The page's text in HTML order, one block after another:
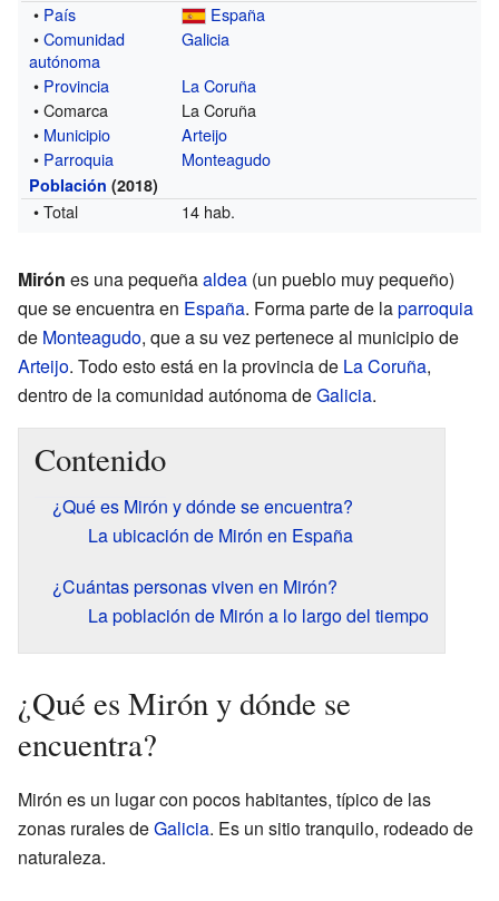
• País
España
•Comunidad
autónoma
Galicia
• Provincia
La Coruña
• Comarca
La Coruña
• Municipio
Arteijo
• Parroquia Monteagudo
Población (2018)
• Total 14 hab.
Mirón es una pequeñaaldea (un pueblo muy pequeño)
que se encuentra en España. Forma parte de laparroquia
de Monteagudo, que a su vez pertenece al municipio de
Arteijo. Todo esto está en la provincia de La Coruña,
dentro de la comunidad autónoma deGalicia.
Contenido
¿Qué es Mirón y dónde se encuentra?
La ubicación de Mirón en España
¿Cuántas personas viven en Mirón?
La población de Mirón a lo largo del tiempo
¿Qué es Mirón y dónde se
encuentra?
Mirón es un lugar con pocos habitantes, típico de las
zonas rurales deGalicia. Es un sitio tranquilo, rodeado de
naturaleza.